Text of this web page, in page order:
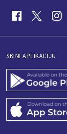
SKINI APLIKACIJU